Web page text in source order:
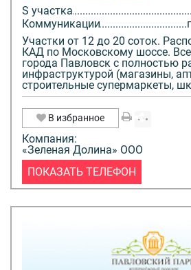
S участка
Коммуникации
Участки от 12 до 20 соток.
КАД по Московскому шоссе.
города Павловск с полностью
инфраструктурой (магазины,
строительные супермаркеты,
В избранное
Компания:
«Зеленая Долина» ООО
ПОКАЗАТЬ ТЕЛЕФОН